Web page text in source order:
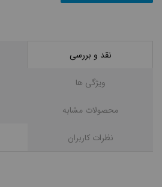
نقد و بررسی
ویژگی ها
محصولات مشابه
نظرات کاربران